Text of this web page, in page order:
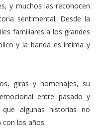
y muchos las reconocen
sentimental. Desde la
familiares a los grandes
y la banda es íntima y
giras y homenajes, su
entre pasado y
algunas historias no
con los años.